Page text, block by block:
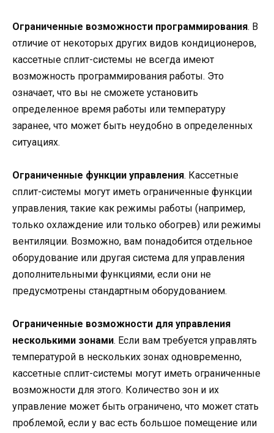
Ограниченные возможности программирования. В
отличие от некоторых других видов кондиционеров,
кассетные сплит-системы не всегда имеют
возможность программирования работы. Это
означает, что вы не сможете установить
определенное время работы или температуру
заранее, что может быть неудобно в определенных
ситуациях.
Ограниченные функции управления. Кассетные
сплит-системы могут иметь ограниченные функции
управления, такие как режимы работы (например,
только охлаждение или только обогрев) или режимы
вентиляции. Возможно, вам понадобится отдельное
оборудование или другая система для управления
дополнительными функциями, если они не
предусмотрены стандартным оборудованием.
Ограниченные возможности для управления
несколькими зонами. Если вам требуется управлять
температурой в нескольких зонах одновременно,
кассетные сплит-системы могут иметь ограниченные
возможности для этого. Количество зон и их
управление может быть ограничено, что может стать
проблемой, если у вас есть большое помещение или